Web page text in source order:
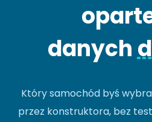
danych
Który samochód byś
przez konstruktora, bez